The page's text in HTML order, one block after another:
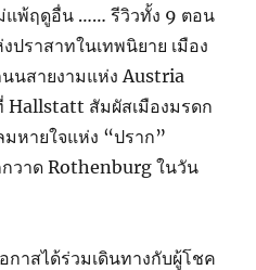
แพ้ฤดูอื่น …… รีวิวทั้ง 9 ตอน
ราสาทในเทพนิยาย เมือง
นสายงามแห่ง Austria
Hallstatt สัมผัสเมืองมรดก
หายใจแห่ง “ปราก”
วาด Rothenburg ในวัน
กาสได้ร่วมเดินทางกับผู้โชค